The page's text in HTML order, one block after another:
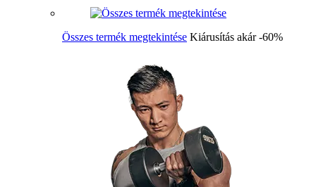
Összes termék megtekintése Kiárusítás akár -60%